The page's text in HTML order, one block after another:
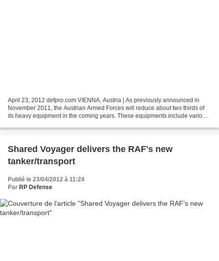
April 23, 2012 defpro.com VIENNA, Austria | As previously announced in
November 2011, the Austrian Armed Forces will reduce about two thirds of
its heavy equipment in the coming years. These equipments include various
Shared Voyager delivers the RAF's new
tanker/transport
Publié le 23/04/2012 à 11:24
Par RP Defense